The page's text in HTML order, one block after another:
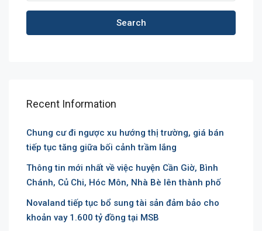
Search
Recent Information
Chung cư đi ngược xu hướng thị trường, giá bán
tiếp tục tăng giữa bối cảnh trầm lắng
Thông tin mới nhất về việc huyện Cần Giờ, Bình
Chánh, Củ Chi, Hóc Môn, Nhà Bè lên thành phố
Novaland tiếp tục bổ sung tài sản đảm bảo cho
khoản vay 1.600 tỷ đồng tại MSB